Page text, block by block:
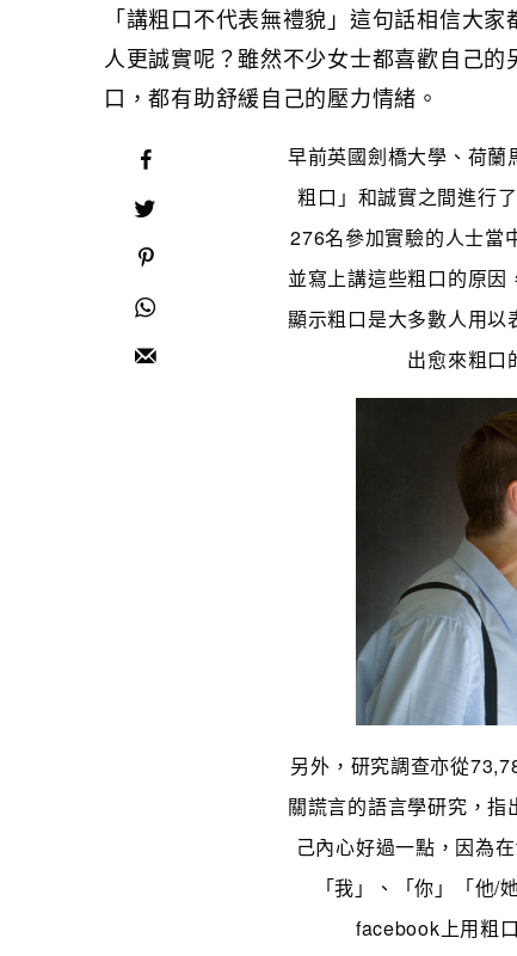
「講粗口不代表無禮貌」這句話相信大
人更誠實呢？雖然不少女士都喜歡自己
口，都有助舒緩自己的壓力情緒。
早前英國劍橋大學、荷蘭
粗口」和誠實之間進行
276名參加實驗的人士當
並寫上講這些粗口的原
顯示粗口是大多數人用以
出愈來粗口
另外，研究調查亦從
關謊言的語言學研究，指
己內心好過一點，因為
「我」、「你」「他
facebook上用粗